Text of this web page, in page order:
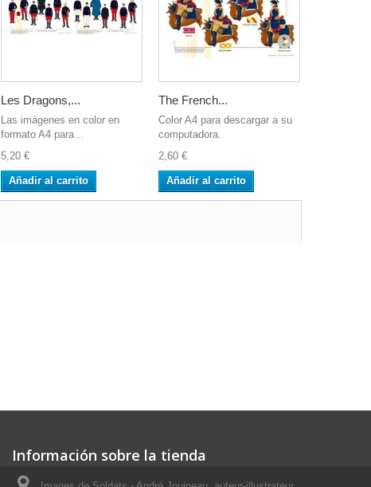
Les Dragons,...
Las imágenes en color en
formato A4 para...
5,20 €
Añadir al carrito
The French...
Color A4 para descargar a su
computadora.
2,60 €
Añadir al carrito
Información sobre la tienda